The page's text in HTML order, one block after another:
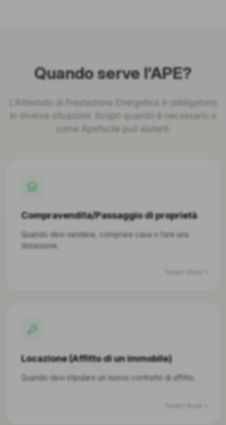
Quando serve l'APE?
L'Attestato di Prestazione Energetica è obbligatorio
in diverse situazioni. Scopri quando è necessario e
come Apefacile può aiutarti.
Compravendita/Passaggio di proprietà
Quando devi vendere, comprare casa o fare una
donazione.
Locazione (Affitto di un immobile)
Quando devi stipulare un nuovo contratto di affitto.